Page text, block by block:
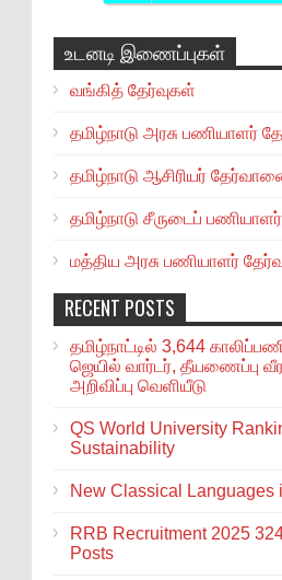
உடனடி இணைப்புகள்
வங்கித் தேர்வுகள்
தமிழ்நாடு அரசு பணியாளர்
தமிழ்நாடு ஆசிரியர்
தமிழ்நாடு சீருடைப் பணியாளர்
மத்திய அரசு பணியாளர்
RECENT POSTS
தமிழ்நாட்டில் 3,644
ஜெயில் வார்டர், தீயணைப்பு
அறிவிப்பு வெளியீடு
QS World University
Sustainability
New Classical Languages
RRB Recruitment 2025
Posts